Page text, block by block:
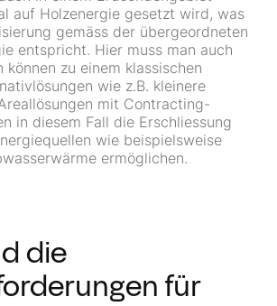
auf Holzenergie gesetzt wird, was
gemäss der übergeordneten
entspricht. Hier muss man auch
können zu einem klassischen
wie z.B. kleinere
mit Contracting-
in diesem Fall die Erschliessung
wie beispielsweise
ermöglichen.
die
für